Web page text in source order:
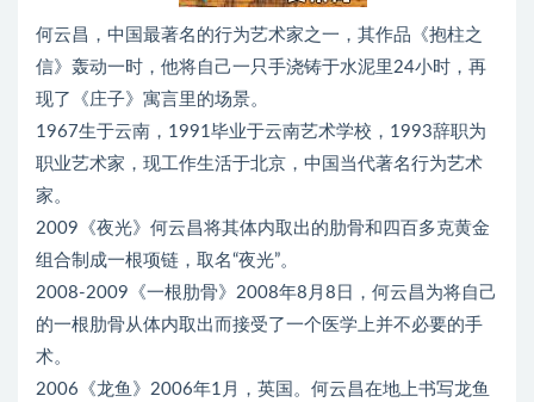
何云昌，中国最著名的行为艺术家之一，其作品《抱柱之
信》轰动一时，他将自己一只手浇铸于水泥里24小时，再
现了《庄子》寓言里的场景。
1967生于云南，1991毕业于云南艺术学校，1993辞职为
职业艺术家，现工作生活于北京，中国当代著名行为艺术
家。
2009《夜光》何云昌将其体内取出的肋骨和四百多克黄金
组合制成一根项链，取名“夜光”。
2008-2009《一根肋骨》2008年8月8日，何云昌为将自己
的一根肋骨从体内取出而接受了一个医学上并不必要的手
术。
2006《龙鱼》2006年1月，英国。何云昌在地上书写龙鱼